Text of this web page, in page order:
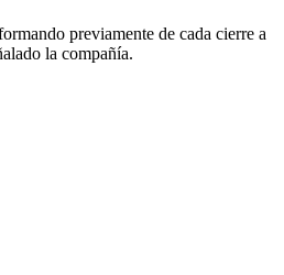
previamente de cada cierre a
la compañía.